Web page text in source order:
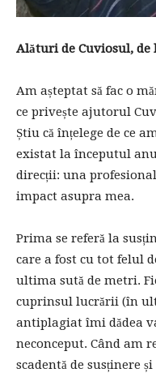
Alături de Cuviosul, de
Am așteptat să fac o
ce privește ajutorul
Știu că înțelege de ce
existat la începutul
direcții: una
impact asupra mea.
Prima se referă la
care a fost cu tot felul
ultima sută de metri.
cuprinsul lucrării (în
antiplagiat îmi dădea
neconceput. Când am
scadentă de susținere